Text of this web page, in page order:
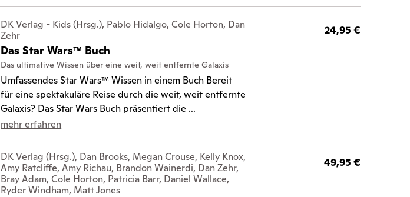
DK Verlag - Kids (Hrsg.), Pablo Hidalgo, Cole Horton, Dan
Zehr
Das Star Wars™ Buch
Das ultimative Wissen über eine weit, weit entfernte Galaxis
Umfassendes Star Wars™ Wissen in einem Buch Bereit
für eine spektakuläre Reise durch die weit, weit entfernte
Galaxis? Das Star Wars Buch präsentiert die ...
mehr erfahren
24,95 €
DK Verlag (Hrsg.), Dan Brooks, Megan Crouse, Kelly Knox,
Amy Ratcliffe, Amy Richau, Brandon Wainerdi, Dan Zehr,
Bray Adam, Cole Horton, Patricia Barr, Daniel Wallace,
Ryder Windham, Matt Jones
49,95 €